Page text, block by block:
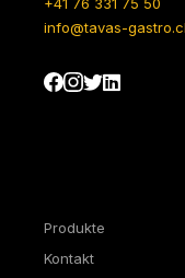
+41 76 331 75 50
info@tavas-
Produkte
Kontakt